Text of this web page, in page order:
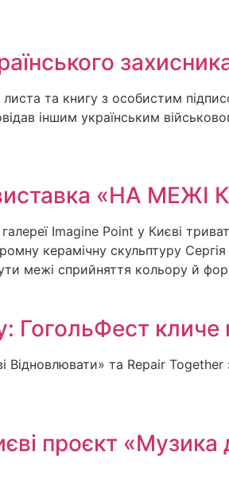
та книгу з особистим
іншим українським
виставка «НА
галереї Imagine Point у Києві
керамічну скульптуру
межі сприйняття кольору й
ГогольФест кличе
Відновлювати» та Repair
проєкт